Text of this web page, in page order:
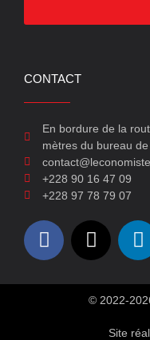
CONTACT
En bordure de la
mètres du bureau
+228 90 16 47 09
+228 97 78 79 07
© 2022-
Site